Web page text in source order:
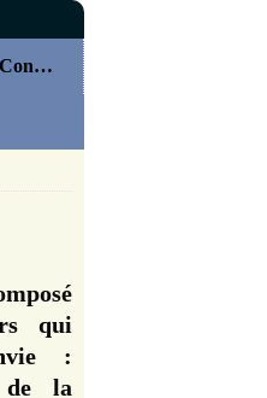
On joue (jeu de société-Concours)
qui
:
de la